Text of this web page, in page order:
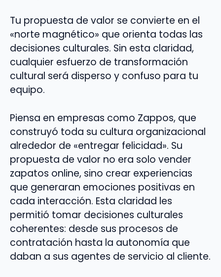
Tu propuesta de valor se convierte en el
«norte magnético» que orienta todas las
decisiones culturales. Sin esta claridad,
cualquier esfuerzo de transformación
cultural será disperso y confuso para tu
equipo.
Piensa en empresas como Zappos, que
construyó toda su cultura organizacional
alrededor de «entregar felicidad». Su
propuesta de valor no era solo vender
zapatos online, sino crear experiencias
que generaran emociones positivas en
cada interacción. Esta claridad les
permitió tomar decisiones culturales
coherentes: desde sus procesos de
contratación hasta la autonomía que
daban a sus agentes de servicio al cliente.